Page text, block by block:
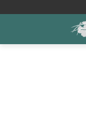
Tags